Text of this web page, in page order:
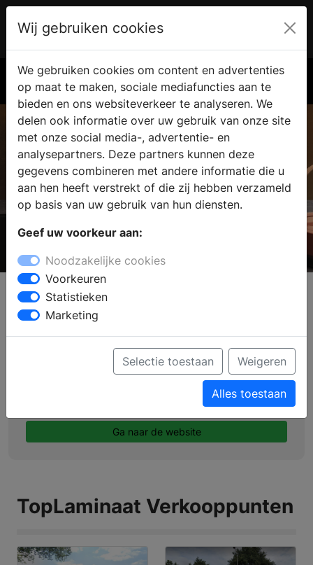
€ 0.00
TopLaminaat
Producten
Verkooppunten
Brochure aanvragen
Ga naar de website
TopLaminaat Verkooppunten
Wij gebruiken cookies
We gebruiken cookies om content en advertenties
op maat te maken, sociale mediafuncties aan te
bieden en ons websiteverkeer te analyseren. We
delen ook informatie over uw gebruik van onze site
met onze social media-, advertentie- en
analysepartners. Deze partners kunnen deze
gegevens combineren met andere informatie die u
aan hen heeft verstrekt of die zij hebben verzameld
op basis van uw gebruik van hun diensten.
Geef uw voorkeur aan:
Noodzakelijke cookies
Voorkeuren
Statistieken
Marketing
Selectie toestaan Weigeren
Alles toestaan